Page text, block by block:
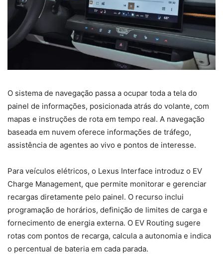
O sistema de navegação passa a ocupar toda a tela do
painel de informações, posicionada atrás do volante, com
mapas e instruções de rota em tempo real. A navegação
baseada em nuvem oferece informações de tráfego,
assistência de agentes ao vivo e pontos de interesse.
Para veículos elétricos, o Lexus Interface introduz o EV
Charge Management, que permite monitorar e gerenciar
recargas diretamente pelo painel. O recurso inclui
programação de horários, definição de limites de carga e
fornecimento de energia externa. O EV Routing sugere
rotas com pontos de recarga, calcula a autonomia e indica
o percentual de bateria em cada parada.